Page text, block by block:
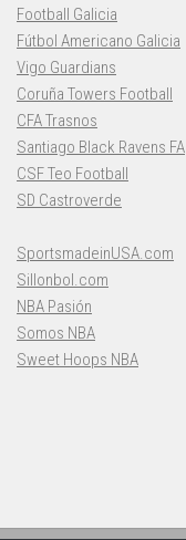
Football Galicia
Fútbol Americano Galicia
Vigo Guardians
Coruña Towers Football
CFA Trasnos
Santiago Black Ravens FA
CSF Teo Football
SD Castroverde
SportsmadeinUSA.com
Sillonbol.com
NBA Pasión
Somos NBA
Sweet Hoops NBA